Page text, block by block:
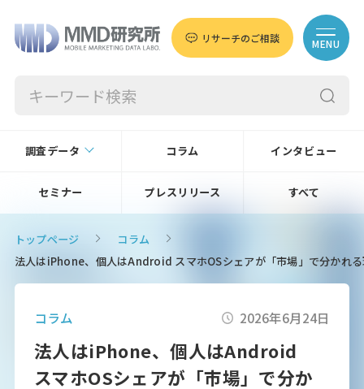
リサーチのご相談 MENU
調査データ コラム インタビュー
セミナー プレスリリース すべて
トップページ
コラム
法人はiPhone、個人はAndroid スマホOSシェアが「市場」で分かれ
コラム 2026年6月24日
法人はiPhone、個人はAndroid
スマホOSシェアが「市場」で分か